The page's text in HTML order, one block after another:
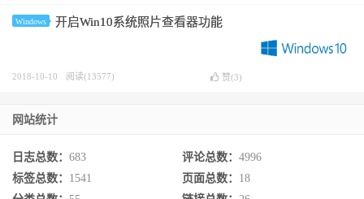
Windows 开启Win10系统照片查看器功能
2018-10-10 阅读(13577) 赞(3)
网站统计
日志总数： 683 评论总数： 4996
标签总数： 1541 页面总数： 18